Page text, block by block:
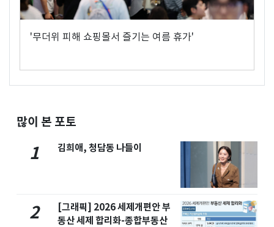
'무더위 피해 쇼핑몰서 즐기는 여름 휴가'
많이 본 포토
1 김희애, 청담동 나들이
2
[그래픽] 2026 세제개편안 부
동산 세제 합리화-종합부동산